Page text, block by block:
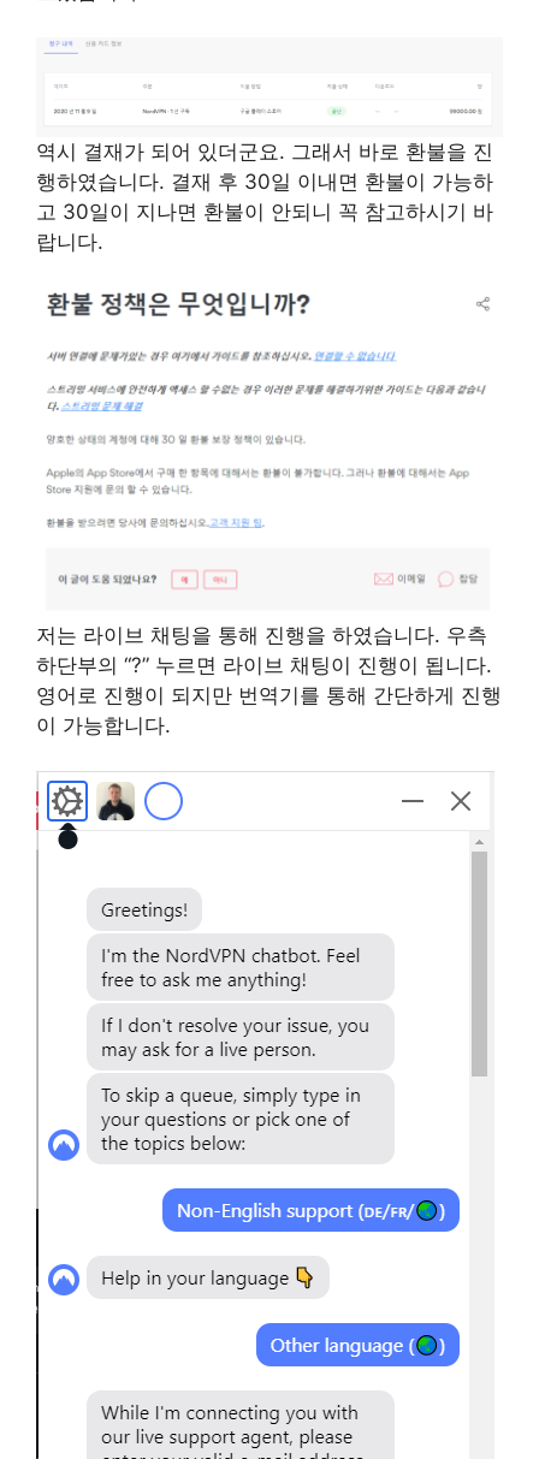
역시 결재가 되어 있더군요. 그래서 바로 환불을 진
행하였습니다. 결재 후 30일 이내면 환불이 가능하
고 30일이 지나면 환불이 안되니 꼭 참고하시기 바
랍니다.
저는 라이브 채팅을 통해 진행을 하였습니다. 우측
하단부의 “?” 누르면 라이브 채팅이 진행이 됩니다.
영어로 진행이 되지만 번역기를 통해 간단하게 진행
이 가능합니다.